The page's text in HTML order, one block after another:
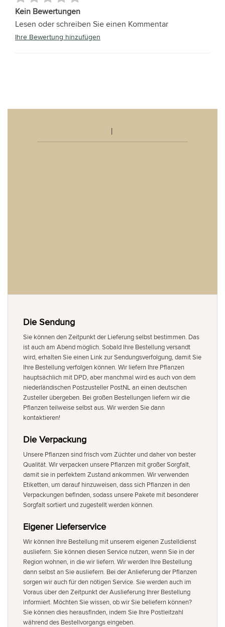
Kein Bewertungen
Lesen oder schreiben Sie einen Kommentar
Ihre Bewertung hinzufügen
Die Sendung
Sie können den Zeitpunkt der Lieferung selbst bestimmen. Das
ist auch am Abend möglich. Sobald Ihre Bestellung versandt
wird, erhalten Sie einen Link zur Sendungsverfolgung, damit Sie
Ihre Bestellung verfolgen können. Wir liefern Ihre Pflanzen
hauptsächlich mit DPD, aber manchmal wird es auch von dem
niederländischen Postzusteller PostNL an einen deutschen
Zusteller übergeben. Bei großen Bestellungen liefern wir die
Pflanzen teilweise selbst aus. Wir werden Sie dann
kontaktieren!
Die Verpackung
Unsere Pflanzen sind frisch vom Züchter und daher von bester
Qualität. Wir verpacken unsere Pflanzen mit großer Sorgfalt,
damit sie in perfektem Zustand ankommen. Wir verwenden
Etiketten, um darauf hinzuweisen, dass sich Pflanzen in den
Verpackungen befinden, sodass unsere Pakete mit besonderer
Sorgfalt sortiert und zugestellt werden können.
Eigener Lieferservice
Wir können Ihre Bestellung mit unserem eigenen Zustelldienst
ausliefern. Sie können diesen Service nutzen, wenn Sie in der
Region wohnen, in die wir liefern. Wir werden Ihre Bestellung
dann selbst an Sie ausliefern. Bei der Anlieferung der Pflanzen
sorgen wir auch für den nötigen Service. Sie werden auch im
Voraus über den Zeitpunkt der Auslieferung Ihrer Bestellung
informiert. Möchten Sie wissen, ob wir Sie beliefern können?
Sie können dies herausfinden, indem Sie Ihre Postleitzahl
während des Bestellvorgangs eingeben.